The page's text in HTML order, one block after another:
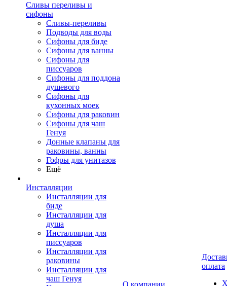
Сливы переливы и
сифоны
Сливы-переливы
Подводы для воды
Сифоны для биде
Сифоны для ванны
Сифоны для
писсуаров
Сифоны для поддона
душевого
Сифоны для
кухонных моек
Сифоны для раковин
Сифоны для чаш
Генуя
Донные клапаны для
раковины, ванны
Гофры для унитазов
Ещё
Инсталляции
Инсталляции для
биде
Инсталляции для
душа
Инсталляции для
писсуаров
Инсталляции для
раковины
Инсталляции для
чаш Генуя
О компании
оплата